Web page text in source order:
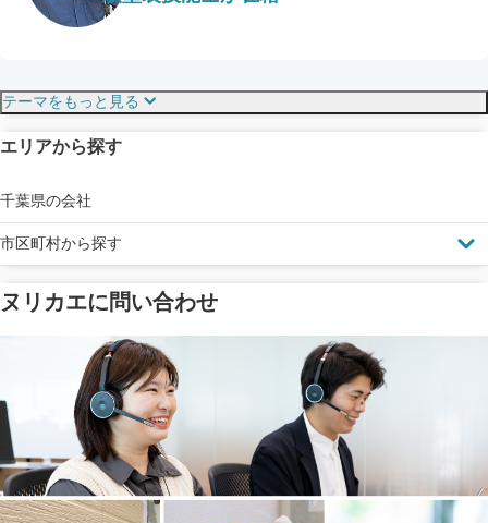
塗料の​品質を​保証
メーカー保証
工事保険
見えにくい屋根も安心
ドローン診断
省エネ効果
断熱・遮熱塗料対応
雨漏り修繕
テーマをもっと見る
エリアから探す
千葉県の会社
市区町村から探す
ヌリカエに問い合わせ